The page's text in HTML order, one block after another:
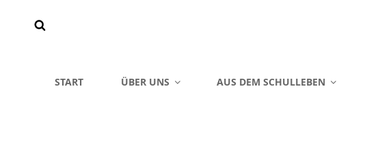
START ÜBER UNS AUS DEM SCHULLEBEN